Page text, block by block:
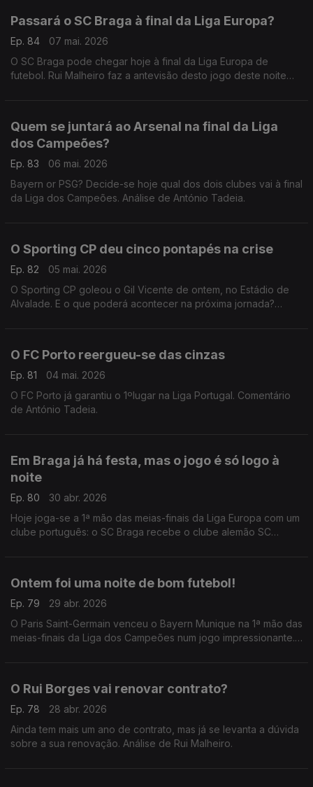
Passará o SC Braga à final da Liga Europa?
Ep. 84
07 mai. 2026
O SC Braga pode chegar hoje à final da Liga Europa de
futebol. Rui Malheiro faz a antevisão desto jogo deste noite
Quem se juntará ao Arsenal na final da Liga
dos Campeões?
Ep. 83
06 mai. 2026
Bayern or PSG? Decide-se hoje qual dos dois clubes vai à final
da Liga dos Campeões. Análise de António Tadeia.
O Sporting CP deu cinco pontapés na crise
Ep. 82
05 mai. 2026
O Sporting CP goleou o Gil Vicente de ontem, no Estádio de
Alvalade. E o que poderá acontecer na próxima jornada?
O FC Porto reergueu-se das cinzas
Ep. 81
04 mai. 2026
O FC Porto já garantiu o 1ºlugar na Liga Portugal. Comentário
de António Tadeia.
Em Braga já há festa, mas o jogo é só logo à
noite
Ep. 80
30 abr. 2026
Hoje joga-se a 1ª mão das meias-finais da Liga Europa com um
clube português: o SC Braga recebe o clube alemão SC
Ontem foi uma noite de bom futebol!
Ep. 79
29 abr. 2026
O Paris Saint-Germain venceu o Bayern Munique na 1ª mão das
meias-finais da Liga dos Campeões num jogo impressionante.
O Rui Borges vai renovar contrato?
Ep. 78
28 abr. 2026
Ainda tem mais um ano de contrato, mas já se levanta a dúvida
sobre a sua renovação. Análise de Rui Malheiro.